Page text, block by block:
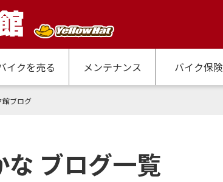
イクを売る メンテナンス バイク保険
館ブログ
な ブログ一覧